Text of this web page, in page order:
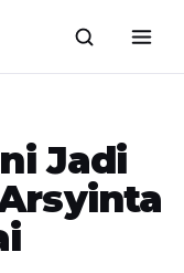
Jadi